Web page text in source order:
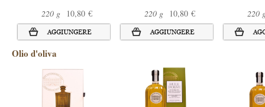
220 g 10,80 € 220 g 10,80 €
220
Olio d'oliva